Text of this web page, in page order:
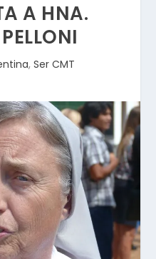
A HNA.
, Ser CMT